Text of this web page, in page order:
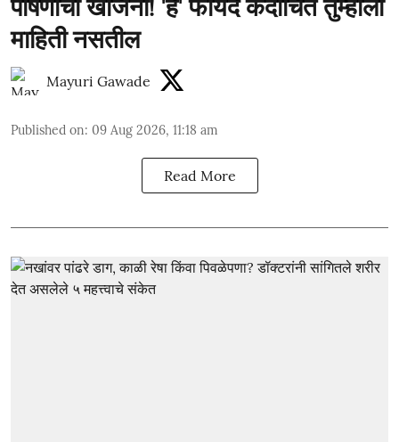
पोषणाचा खजिना! 'हे' फायदे कदाचित तुम्हाला
माहिती नसतील
Mayuri Gawade
Published on: 09 Aug 2026, 11:18 am
Read More